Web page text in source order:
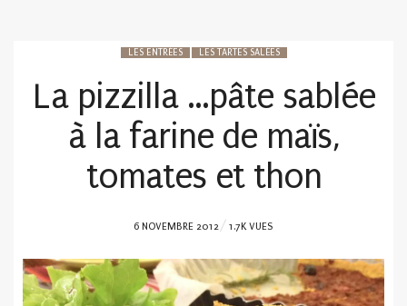
LES ENTRÉES LES TARTES SALÉES
La pizzilla …pâte sablée
à la farine de maïs,
tomates et thon
POSTED
6 NOVEMBRE 2012 1.7K VUES